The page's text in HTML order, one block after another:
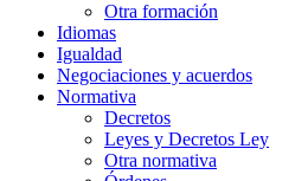
Otra formación
Idiomas
Igualdad
Negociaciones y acuerdos
Normativa
Decretos
Leyes y Decretos Ley
Otra normativa